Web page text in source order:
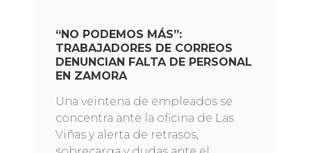
“NO PODEMOS MÁS”:
TRABAJADORES DE CORREOS
DENUNCIAN FALTA DE PERSONAL
EN ZAMORA
Una veintena de empleados se
concentra ante la oficina de Las
Viñas y alerta de retrasos,